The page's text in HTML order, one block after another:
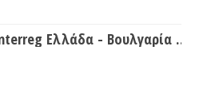
Ιnterreg Ελλάδα - Βουλγαρία FLOODGUARD 2.pdf